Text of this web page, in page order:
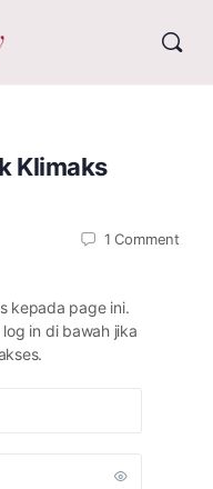
Klimaks
1Comment
kepada page ini.
in di bawah jika